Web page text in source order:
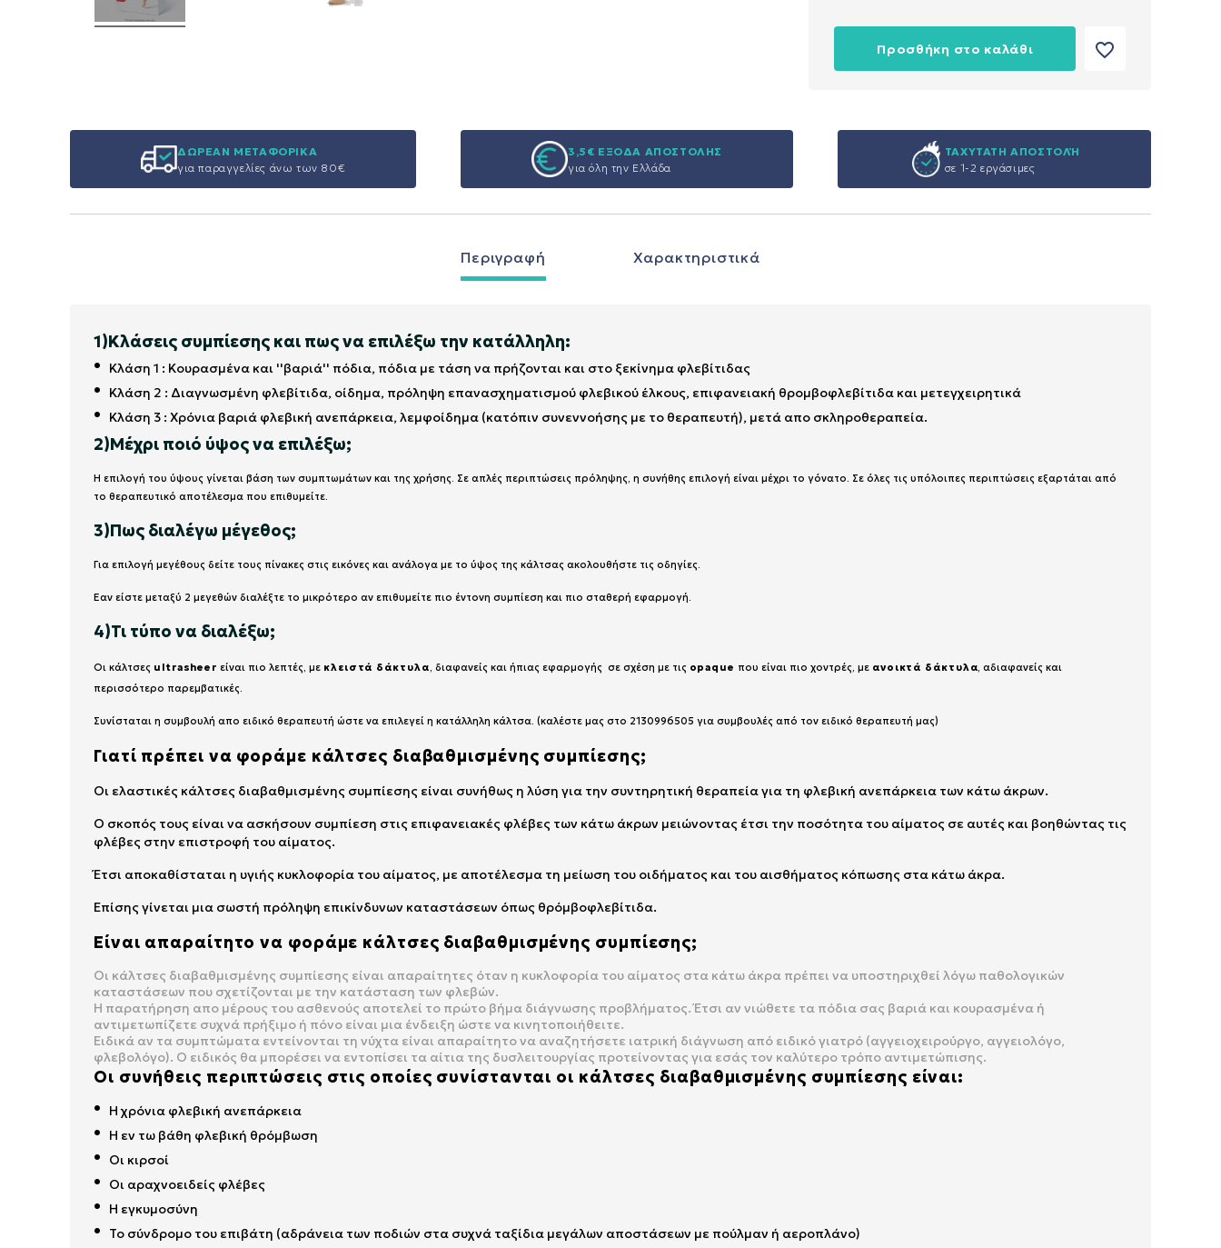
Προσθήκη στο καλάθι favorite_border
ΔΩΡΕΑΝ ΜΕΤΑΦΟΡΙΚΑ
για παραγγελίες άνω των 80€
3,5€ ΕΞΟΔΑ ΑΠΟΣΤΟΛΗΣ
για όλη την Ελλάδα
ΤΑΧΥΤΑΤΗ ΑΠΟΣΤΟΛΉ
σε 1-2 εργάσιμες
Περιγραφή Χαρακτηριστικά
1)Κλάσεις συμπίεσης και πως να επιλέξω την κατάλληλη:
Κλάση 1 : Κουρασμένα και ''βαριά'' πόδια, πόδια με τάση να πρήζονται και στο ξεκίνημα φλεβίτιδας
Κλάση 2 : Διαγνωσμένη φλεβίτιδα, οίδημα, πρόληψη επανασχηματισμού φλεβικού έλκους, επιφανειακή θρομβοφλεβίτιδα και μετεγχειρητικά
Κλάση 3 : Χρόνια βαριά φλεβική ανεπάρκεια, λεμφοίδημα (κατόπιν συνεννοήσης με το θεραπευτή), μετά απο σκληροθεραπεία.
2)Μέχρι ποιό ύψος να επιλέξω;
Η επιλογή του ύψους γίνεται βάση των συμπτωμάτων και της χρήσης. Σε απλές περιπτώσεις πρόληψης, η συνήθης επιλογή είναι μέχρι το γόνατο. Σε όλες τις υπόλοιπες περιπτώσεις εξαρτάται από
το θεραπευτικό αποτέλεσμα που επιθυμείτε.
3)Πως διαλέγω μέγεθος;
Για επιλογή μεγέθους δείτε τους πίνακες στις εικόνες και ανάλογα με το ύψος της κάλτσας ακολουθήστε τις οδηγίες.
Εαν είστε μεταξύ 2 μεγεθών διαλέξτε το μικρότερο αν επιθυμείτε πιο έντονη συμπίεση και πιο σταθερή εφαρμογή.
4)Τι τύπο να διαλέξω;
Οι κάλτσες ultrasheer είναι πιο λεπτές, με κλειστά δάκτυλα, διαφανείς και ήπιας εφαρμογής σε σχέση με τις opaque που είναι πιο χοντρές, με ανοικτά δάκτυλα, αδιαφανείς και
περισσότερο παρεμβατικές.
Συνίσταται η συμβουλή απο ειδικό θεραπευτή ώστε να επιλεγεί η κατάλληλη κάλτσα. (καλέστε μας στο 2130996505 για συμβουλές από τον ειδικό θεραπευτή μας)
Γιατί πρέπει να φοράμε κάλτσες διαβαθμισμένης συμπίεσης;
Οι ελαστικές κάλτσες διαβαθμισμένης συμπίεσης είναι συνήθως η λύση για την συντηρητική θεραπεία για τη φλεβική ανεπάρκεια των κάτω άκρων.
Ο σκοπός τους είναι να ασκήσουν συμπίεση στις επιφανειακές φλέβες των κάτω άκρων μειώνοντας έτσι την ποσότητα του αίματος σε αυτές και βοηθώντας τις
φλέβες στην επιστροφή του αίματος.
Έτσι αποκαθίσταται η υγιής κυκλοφορία του αίματος, με αποτέλεσμα τη μείωση του οιδήματος και του αισθήματος κόπωσης στα κάτω άκρα.
Επίσης γίνεται μια σωστή πρόληψη επικίνδυνων καταστάσεων όπως θρόμβοφλεβίτιδα.
Είναι απαραίτητο να φοράμε κάλτσες διαβαθμισμένης συμπίεσης;
Οι κάλτσες διαβαθμισμένης συμπίεσης είναι απαραίτητες όταν η κυκλοφορία του αίματος στα κάτω άκρα πρέπει να υποστηριχθεί λόγω παθολογικών
καταστάσεων που σχετίζονται με την κατάσταση των φλεβών.
Η παρατήρηση απο μέρους του ασθενούς αποτελεί το πρώτο βήμα διάγνωσης προβλήματος. Έτσι αν νιώθετε τα πόδια σας βαριά και κουρασμένα ή
αντιμετωπίζετε συχνά πρήξιμο ή πόνο είναι μια ένδειξη ώστε να κινητοποιήθειτε.
Ειδικά αν τα συμπτώματα εντείνονται τη νύχτα είναι απαραίτητο να αναζητήσετε ιατρική διάγνωση από ειδικό γιατρό (αγγειοχειρούργο, αγγειολόγο,
φλεβολόγο). Ο ειδικός θα μπορέσει να εντοπίσει τα αίτια της δυσλειτουργίας προτείνοντας για εσάς τον καλύτερο τρόπο αντιμετώπισης.
Οι συνήθεις περιπτώσεις στις οποίες συνίστανται οι κάλτσες διαβαθμισμένης συμπίεσης είναι:
Η χρόνια φλεβική ανεπάρκεια
Η εν τω βάθη φλεβική θρόμβωση
Οι κιρσοί
Οι αραχνοειδείς φλέβες
Η εγκυμοσύνη
Το σύνδρομο του επιβάτη (αδράνεια των ποδιών στα συχνά ταξίδια μεγάλων αποστάσεων με πούλμαν ή αεροπλάνο)